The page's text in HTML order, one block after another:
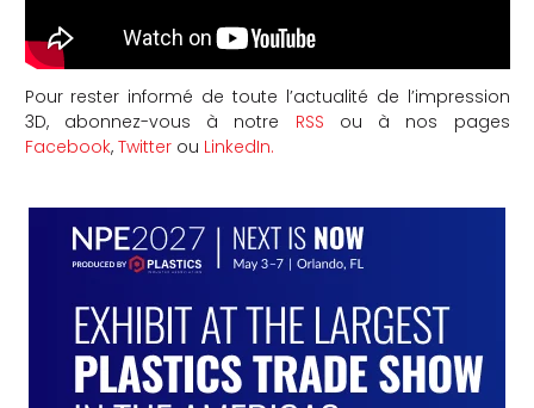
Pour rester informé de toute l’actualité de l’impression
3D, abonnez-vous à notre RSS ou à nos pages
Facebook, Twitterou LinkedIn.